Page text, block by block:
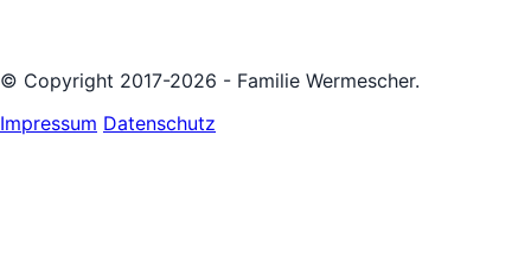
© Copyright 2017-2026 - Familie Wermescher.
Impressum Datenschutz